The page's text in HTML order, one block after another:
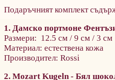
Подаръчният комплект
1. Дамско портмоне
Размери: 12.5 см / 9 см / 3 см
Материал: естествена кожа
Производител: Rossi
2. Mozart Kugeln - Бял